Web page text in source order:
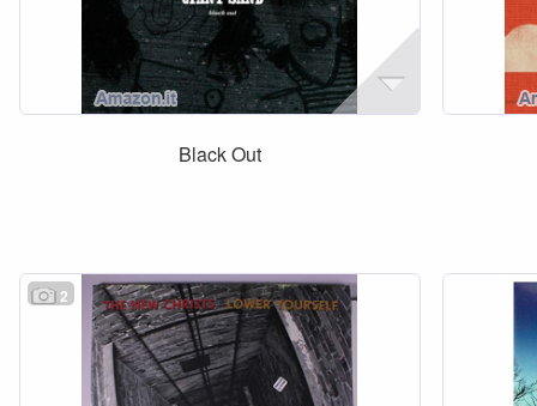
Black Out
2